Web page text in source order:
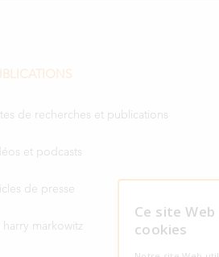
de recherches et publications
et podcasts
de presse
harry markowitz
Ce site
cookies